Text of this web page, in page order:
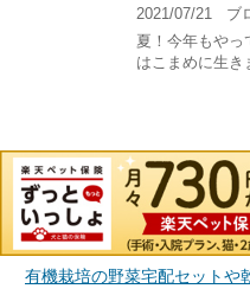
2021/07/21
ブ
夏！今年もやっ
はこまめに生
有機栽培の野菜宅配セットや